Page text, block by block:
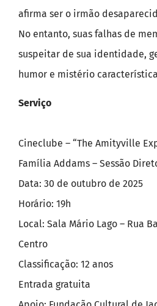
afirma ser o irmão
No entanto, suas falhas de
suspeitar de sua identidade,
humor e mistério
Serviço
Cineclube – “The Amityville
Família Addams – Sessão
Data: 30 de outubro de 2025
Horário: 19h
Local: Sala Mário Lago – Rua
Centro
Classificação: 12 anos
Entrada gratuita